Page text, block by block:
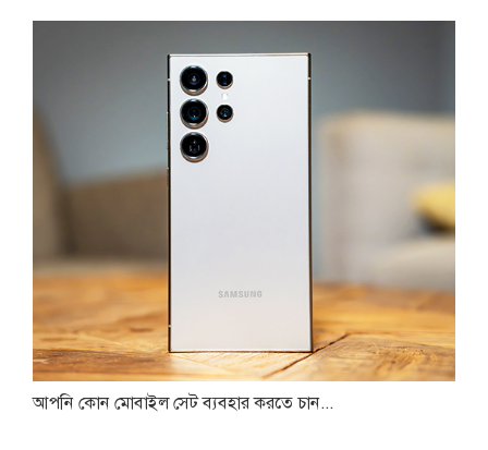
আপনি কোন মোবাইল সেট ব্যবহার করতে চান...